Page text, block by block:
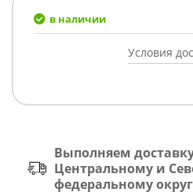
в наличии
Условия
Выполняем
Центральному и
федеральному